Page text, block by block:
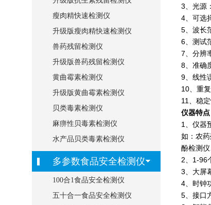
瘦肉精快速检测仪
升级版瘦肉精快速检测仪
兽药残留检测仪
升级版兽药残留检测仪
黄曲霉素检测仪
升级版黄曲霉素检测仪
贝类毒素检测仪
麻痹性贝毒素检测仪
水产品贝类毒素检测仪
多参数食品安全检测仪
100合1食品安全检测仪
五十合一食品安全检测仪
3、光源
4、可选
5、波长
6、测试
7、分辨
8、准确
9、线性
10、重
11、稳
仪器特点
1、仪器
如：农
酚检测
2、1-96
3、大屏
4、时钟
5、接口